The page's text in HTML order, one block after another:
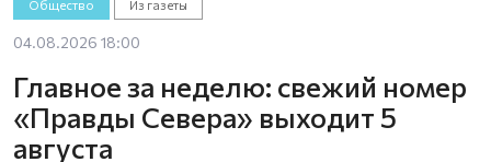
Общество Из газеты
04.08.2026 18:00
Главное за неделю: свежий номер
«Правды Севера» выходит 5
августа